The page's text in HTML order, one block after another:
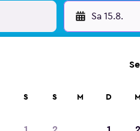
Sa 15.8.
Sieger 2023
S S M D M